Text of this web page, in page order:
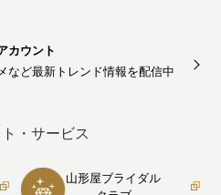
カウント
など最新トレンド情報を配信中
・サービス
山形屋ブライダル